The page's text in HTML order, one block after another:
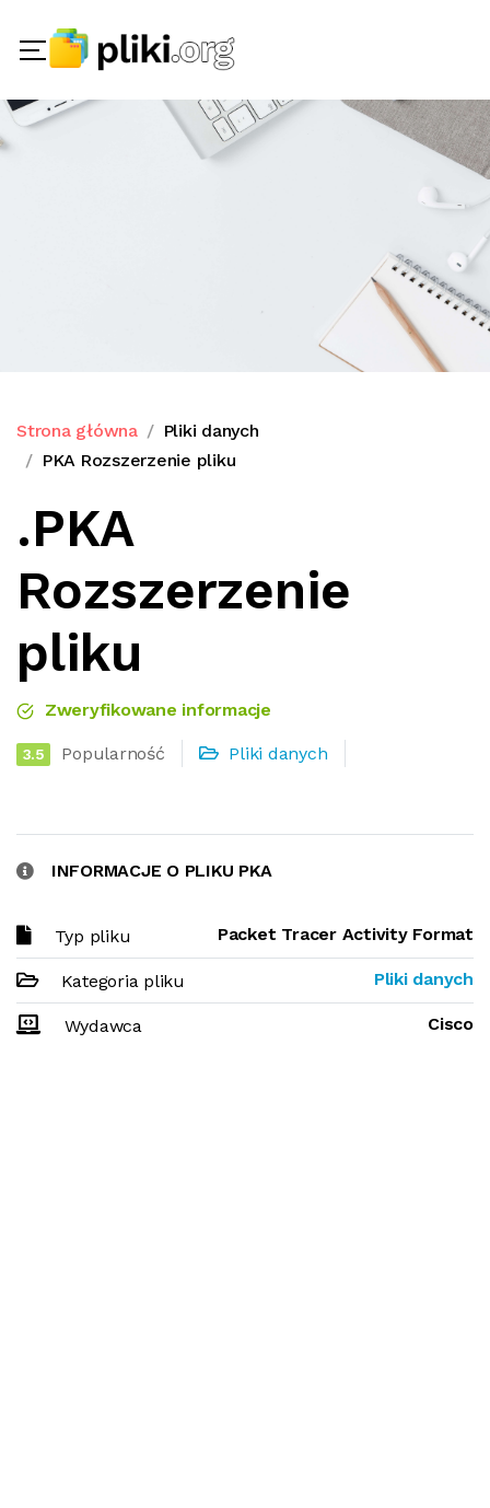
Strona główna
Pliki danych
PKA Rozszerzenie pliku
.PKA
Rozszerzenie
pliku
Zweryfikowane informacje
3.5 Popularność Pliki danych
INFORMACJE O PLIKU PKA
Typ pliku Packet Tracer Activity Format
Kategoria pliku Pliki danych
Wydawca Cisco